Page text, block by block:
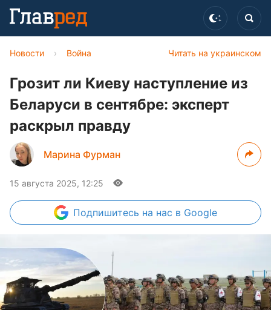
Читать на украинском
Новости › Война
Грозит ли Киеву наступление из
Беларуси в сентябре: эксперт
раскрыл правду
Марина Фурман
15 августа 2025, 12:25
Подпишитесь на нас в Google